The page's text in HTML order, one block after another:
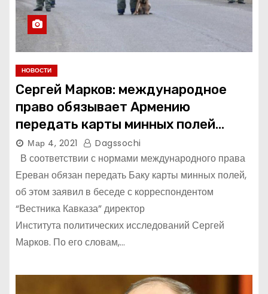
НОВОСТИ
Сергей Марков: международное
право обязывает Армению
передать карты минных полей
Азербайджану.
Мар 4, 2021 Dagssochi
В соответствии с нормами международного права
Ереван обязан передать Баку карты минных полей,
об этом заявил в беседе с корреспондентом
“Вестника Кавказа” директор
Института политических исследований Сергей
Марков. По его словам,…